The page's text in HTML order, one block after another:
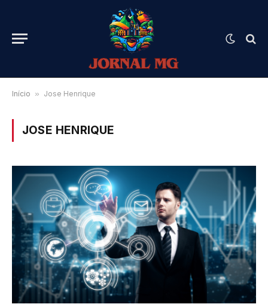
Início » Jose Henrique
JOSE HENRIQUE